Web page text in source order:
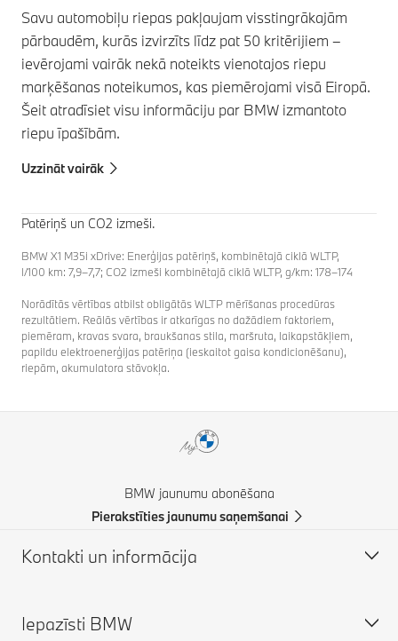
Savu automobiļu riepas pakļaujam visstingrākajām
pārbaudēm, kurās izvirzīts līdz pat 50 kritērijiem –
ievērojami vairāk nekā noteikts vienotajos riepu
marķēšanas noteikumos, kas piemērojami visā Eiropā.
Šeit atradīsiet visu informāciju par BMW izmantoto
riepu īpašībām.
Uzzināt vairāk
Patēriņš un CO2 izmeši.
BMW X1 M35i xDrive: Enerģijas patēriņš, kombinētajā ciklā WLTP,
l/100 km: 7,9–7,7; CO2 izmeši kombinētajā ciklā WLTP, g/km: 178–174
Norādītās vērtības atbilst obligātās WLTP mērīšanas procedūras
rezultātiem. Reālās vērtības ir atkarīgas no dažādiem faktoriem,
piemēram, kravas svara, braukšanas stila, maršruta, laikapstākļiem,
papildu elektroenerģijas patēriņa (ieskaitot gaisa kondicionēšanu),
riepām, akumulatora stāvokļa.
BMW jaunumu abonēšana
Pierakstīties jaunumu saņemšanai
Kontakti un informācija
Klientu atbalsts
Iepazīsti BMW